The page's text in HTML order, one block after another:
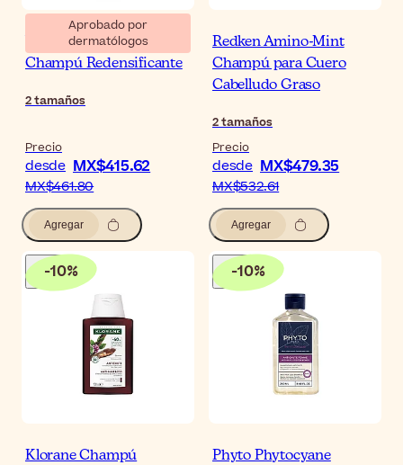
Aprobado por
dermatólogos
Vichy Dercos Neogenic
Champú Redensificante
2tamaños
Precio
desde MX$415.62
MX$461.80
Agregar
Redken Amino-Mint
Champú para Cuero
Cabelludo Graso
2tamaños
Precio
desde MX$479.35
MX$532.61
Agregar
-10%
Klorane Champú
-10%
Phyto Phytocyane